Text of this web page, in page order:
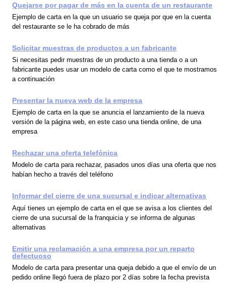
Quejarse por pagar de más en la cuenta de un restaurante
Ejemplo de carta en la que un usuario se queja por que en la cuenta
del restaurante se le ha cobrado de más
Solicitar muestras de productos a un fabricante
Si necesitas pedir muestras de un producto a una tienda o a un
fabricante puedes usar un modelo de carta como el que te mostramos
a continuación
Presentar la nueva web de la empresa
Ejemplo de carta en la que se anuncia el lanzamiento de la nueva
versión de la página web, en este caso una tienda online, de una
empresa
Rechazar una oferta telefónica
Modelo de carta para rechazar, pasados unos días una oferta que nos
habían hecho a través del teléfono
Informar del cierre de una sucursal e indicar alternativas
Aquí tienes un ejemplo de carta en el que se avisa a los clientes del
cierre de una sucursal de la franquicia y se informa de algunas
alternativas
Emitir una reclamación a una empresa por un reparto
defectuoso
Modelo de carta para presentar una queja debido a que el envío de un
pedido online llegó fuera de plazo por 2 días sobre la fecha prevista